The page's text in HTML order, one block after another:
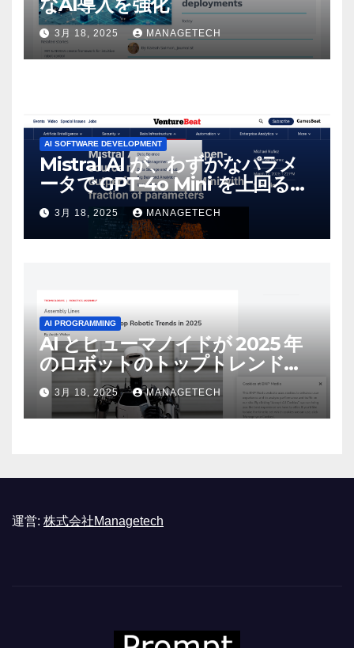
3月 18, 2025 MANAGETECH
AI SOFTWARE DEVELOPMENT
Mistral AI が、わずかなパラメ
ータで GPT-4o Mini を上回る新
しいオープンソース モデルをリ
リース | VentureBeat
3月 18, 2025 MANAGETECH
AI PROGRAMMING
AI とヒューマノイドが 2025 年
のロボットのトップトレンドに |
ASSEMBLY
3月 18, 2025 MANAGETECH
運営: 株式会社Managetech